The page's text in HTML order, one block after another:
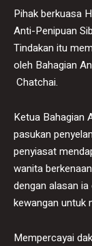
Pihak berkuasa
Anti-Penipuan
Tindakan itu
oleh Bahagian
Chatchai.
Ketua Bahagian
pasukan
penyiasat
wanita
dengan alasan
kewangan untuk
Mempercayai